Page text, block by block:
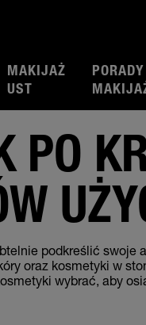
MAKIJAŻ
UST
PORADY
PO
podkreślić swoje
oraz kosmetyki w
wybrać, aby